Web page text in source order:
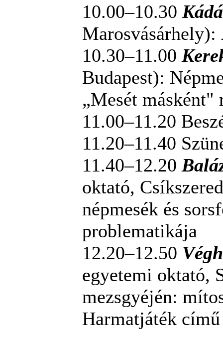
10.00–10.30
Marosvásárhely):
10.30–11.00
Budapest):
„Mesét másként"
11.00–11.20
11.20–11.40
11.40–12.20
oktató,
népmesék és
problematikája
12.20–12.50
egyetemi oktató,
mezsgyéjén:
Harmatjáték című